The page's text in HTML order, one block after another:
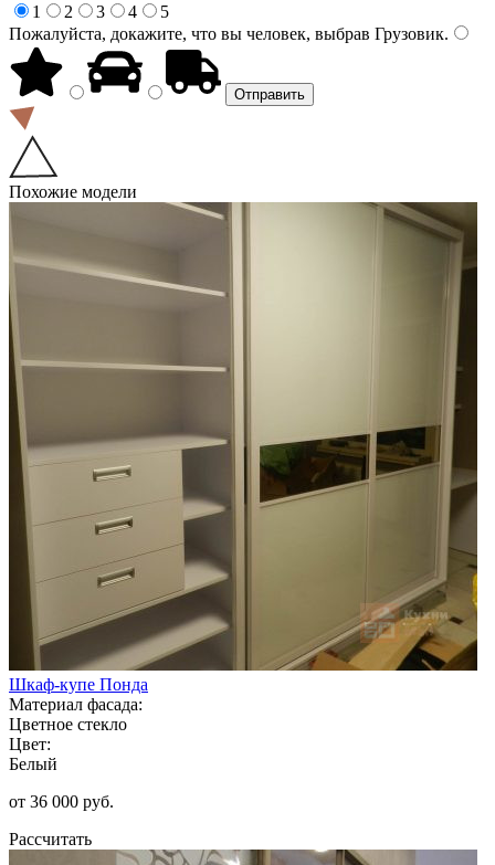
1
2 3 4
5
Пожалуйста, докажите, что вы человек, выбрав Грузовик.
Похожие модели
Шкаф-купе Понда
Материал фасада:
Цветное стекло
Цвет:
Белый
от 36 000 руб.
Рассчитать